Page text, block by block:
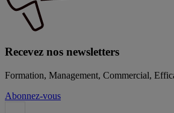
Recevez nos newsletters
Formation, Management, Commercial,
Abonnez-vous